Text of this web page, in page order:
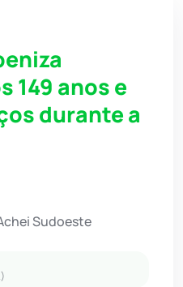
149 anos e
durante a
Sudoeste